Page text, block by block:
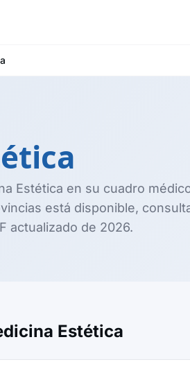
Estética en su cuadro
está disponible,
actualizado de 2026.
Estética